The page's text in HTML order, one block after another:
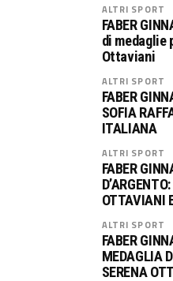
ALTRI SPORT
FABER
di medaglie
Ottaviani
ALTRI SPORT
FABER
SOFIA
ITALIANA
ALTRI SPORT
FABER
OTTAVIANI
ALTRI SPORT
FABER
MEDAGLIA
SERENA